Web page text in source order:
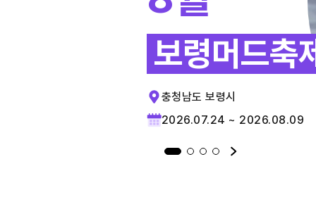
보령머드축
충청남도 보령시
2026.07.24 ~ 2026.08.09